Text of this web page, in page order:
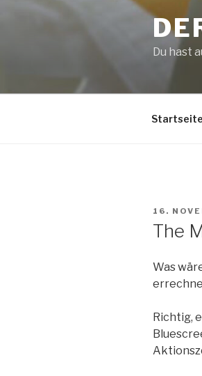
springen
Du hast
Startseite
16.
The
Was
Richtig,